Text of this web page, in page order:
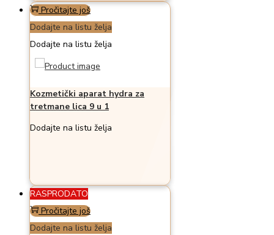
Pročitajte još
Dodajte na listu želja
Dodajte na listu želja
Kozmetički aparat hydra za
tretmane lica 9 u 1
Dodajte na listu želja
RASPRODATO
Pročitajte još
Dodajte na listu želja